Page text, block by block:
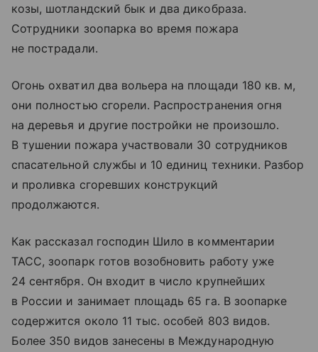
козы, шотландский бык и два дикобраза.
Сотрудники зоопарка во время пожара
не пострадали.
Огонь охватил два вольера на площади 180 кв. м,
они полностью сгорели. Распространения огня
на деревья и другие постройки не произошло.
В тушении пожара участвовали 30 сотрудников
спасательной службы и 10 единиц техники. Разбор
и проливка сгоревших конструкций
продолжаются.
Как рассказал господин Шило в комментарии
ТАСС, зоопарк готов возобновить работу уже
24 сентября. Он входит в число крупнейших
в России и занимает площадь 65 га. В зоопарке
содержится около 11 тыс. особей 803 видов.
Более 350 видов занесены в Международную